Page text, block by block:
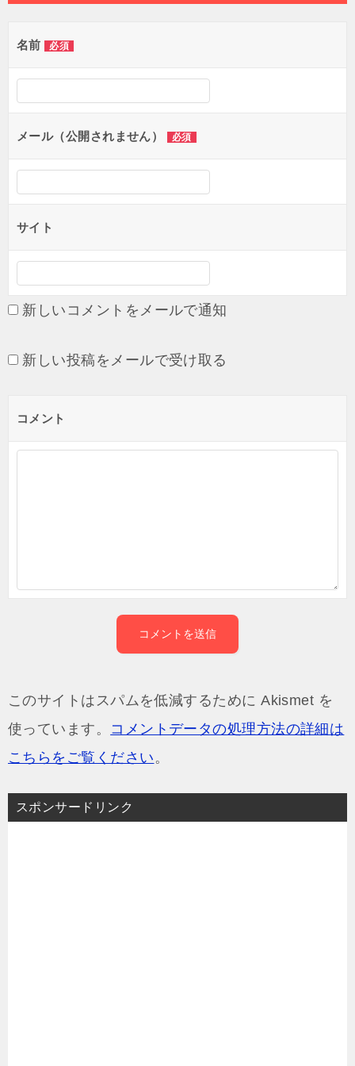
ビ
ゲ
名前 必須
メール（公開されません） 必須
サイト
新しいコメントをメールで通知
新しい投稿をメールで受け取る
コメント
このサイトはスパムを低減するために Akismet を
使っています。 コメントデータの処理方法の詳細は
こちらをご覧ください 。
スポンサードリンク